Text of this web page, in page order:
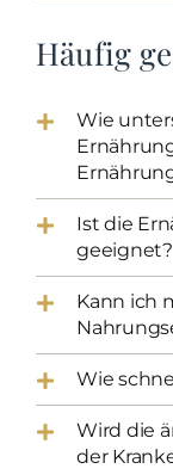
Häufig
Wie
Ist die
geeignet?
Kann ich
Wie
Wird die
der